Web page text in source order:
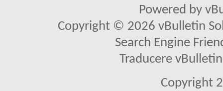
Powered by
Copyright © 2026 vBulletin
Search Engine
Traducere
Copyright